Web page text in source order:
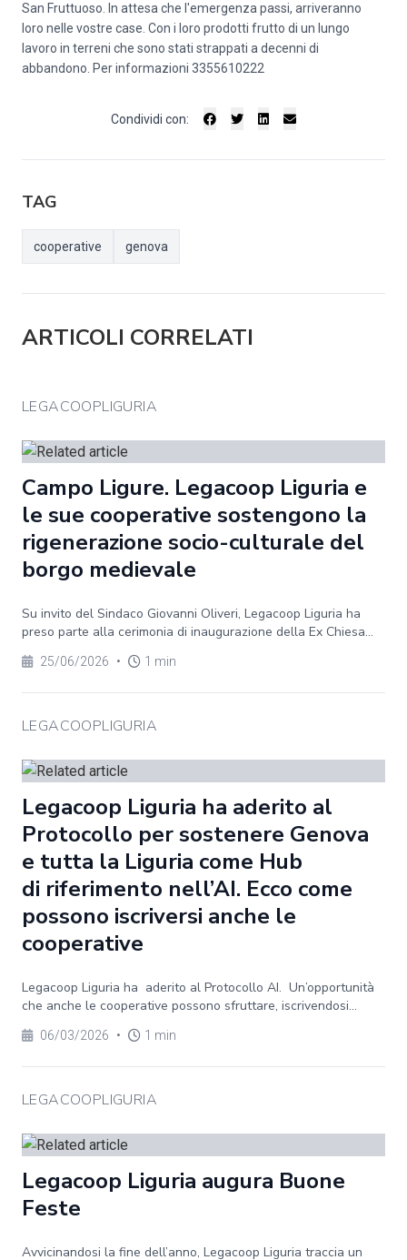
San Fruttuoso. In attesa che l'emergenza passi, arriveranno
loro nelle vostre case. Con i loro prodotti frutto di un lungo
lavoro in terreni che sono stati strappati a decenni di
abbandono. Per informazioni 3355610222
Condividi con:
TAG
cooperative genova
ARTICOLI CORRELATI
LEGACOOPLIGURIA
Campo Ligure. Legacoop Liguria e
le sue cooperative sostengono la
rigenerazione socio-culturale del
borgo medievale
Su invito del Sindaco Giovanni Oliveri, Legacoop Liguria ha
preso parte alla cerimonia di inaugurazione della Ex Chiesa...
25/06/2026 • 1 min
LEGACOOPLIGURIA
Legacoop Liguria ha aderito al
Protocollo per sostenere Genova
e tutta la Liguria come Hub
di riferimento nell’AI. Ecco come
possono iscriversi anche le
cooperative
Legacoop Liguria ha aderito al Protocollo AI. Un’opportunità
che anche le cooperative possono sfruttare, iscrivendosi...
06/03/2026 • 1 min
LEGACOOPLIGURIA
Legacoop Liguria augura Buone
Feste
Avvicinandosi la fine dell’anno, Legacoop Liguria traccia un